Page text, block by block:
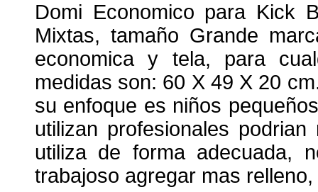
Domi Economico para Kick
Mixtas, tamaño Grande
economica y tela, para
medidas son: 60 X 49 X 20
su enfoque es niños
utilizan profesionales
utiliza de forma adecuada,
trabajoso agregar mas